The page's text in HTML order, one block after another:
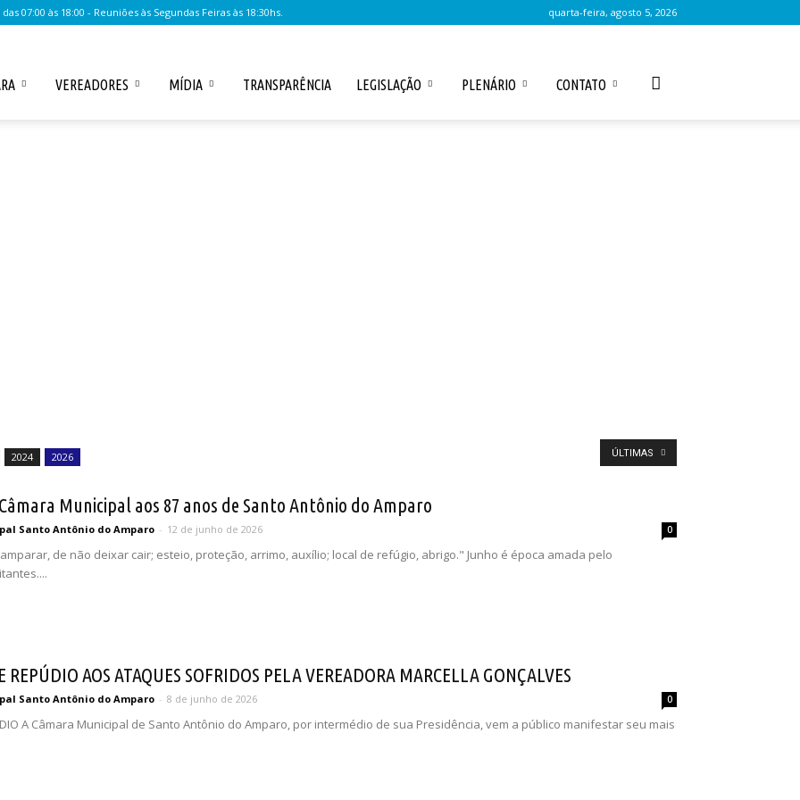
07:00 às 18:00 - Reuniões às Segundas Feiras às 18:30hs. quarta-feira, agosto 5, 2026
VEREADORES MÍDIA TRANSPARÊNCIA LEGISLAÇÃO PLENÁRIO CONTATO
2024 2026 ÚLTIMAS
Municipal aos 87 anos de Santo Antônio do Amparo
Santo Antônio do Amparo - 12 de junho de 2026 0
de não deixar cair; esteio, proteção, arrimo, auxílio; local de refúgio, abrigo." Junho é época amada pelo
REPÚDIO AOS ATAQUES SOFRIDOS PELA VEREADORA MARCELLA GONÇALVES
Santo Antônio do Amparo - 8 de junho de 2026 0
A Câmara Municipal de Santo Antônio do Amparo, por intermédio de sua Presidência, vem a público manifestar seu mais